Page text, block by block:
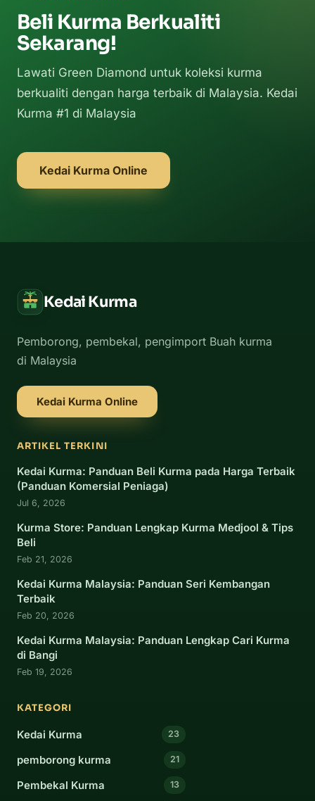
Beli Kurma Berkualiti
Sekarang!
Lawati Green Diamond untuk koleksi kurma
berkualiti dengan harga terbaik di Malaysia. Kedai
Kurma #1 di Malaysia
Kedai Kurma Online
Kedai Kurma
Pemborong, pembekal, pengimport Buah kurma
di Malaysia
Kedai Kurma Online
ARTIKEL TERKINI
Kedai Kurma: Panduan Beli Kurma pada Harga Terbaik
(Panduan Komersial Peniaga)
Jul 6, 2026
Kurma Store: Panduan Lengkap Kurma Medjool & Tips
Beli
Feb 21, 2026
Kedai Kurma Malaysia: Panduan Seri Kembangan
Terbaik
Feb 20, 2026
Kedai Kurma Malaysia: Panduan Lengkap Cari Kurma
di Bangi
Feb 19, 2026
KATEGORI
Kedai Kurma 23
pemborong kurma 21
Pembekal Kurma 13